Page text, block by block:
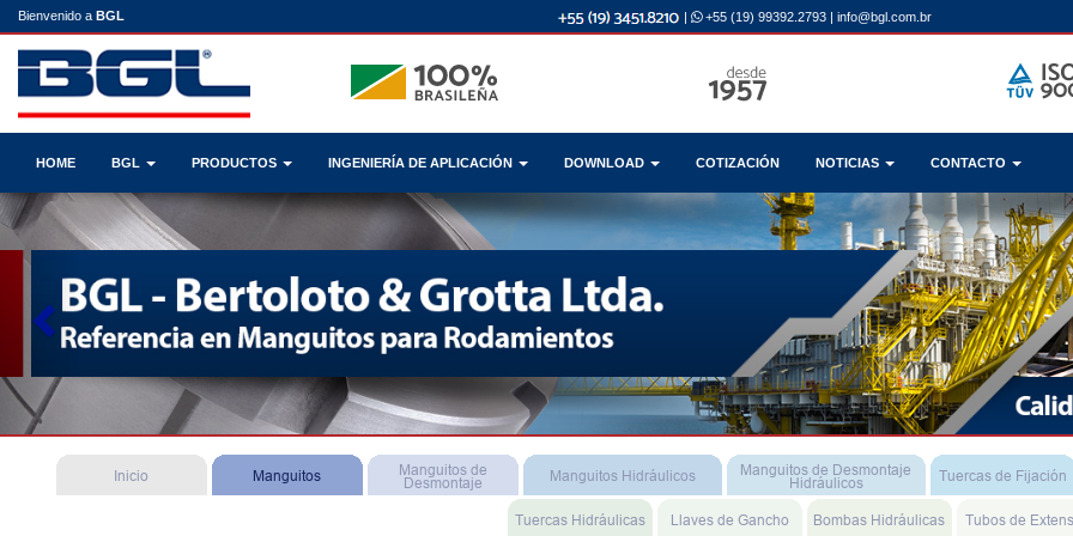
Bienvenido a BGL | +55 (19) 99392.2793 | info@bgl.com.br
HOME BGL PRODUCTOS INGENIERÍA DE APLICACIÓN DOWNLOAD COTIZACIÓN NOTICIAS CONTACTO
Previous